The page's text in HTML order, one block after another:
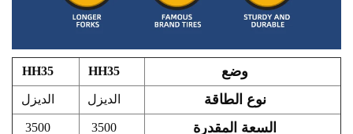
وضع HH35
HH35
نوع الطاقة الديزل الديزل
السعة المقدرة 3500
3500